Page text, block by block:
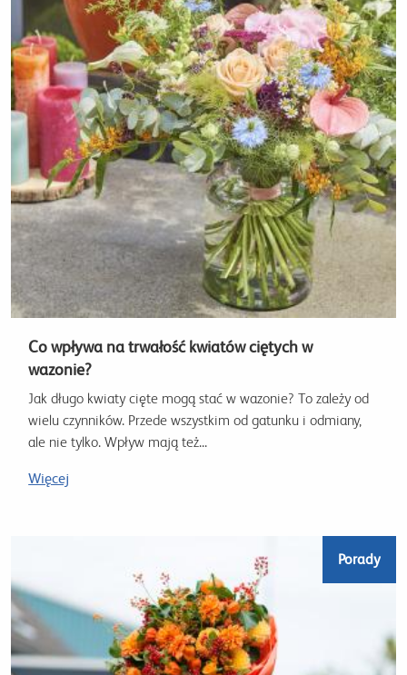
Co wpływa na trwałość kwiatów ciętych w
wazonie?
Jak długo kwiaty cięte mogą stać w wazonie? To zależy od
wielu czynników. Przede wszystkim od gatunku i odmiany,
ale nie tylko. Wpływ mają też...
Więcej
Porady